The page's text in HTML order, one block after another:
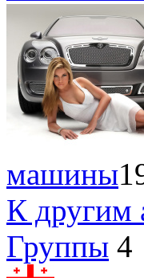
машины
К другим
Группы 4